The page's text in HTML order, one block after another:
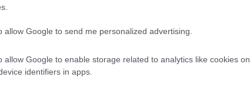
allow Google to send me personalized advertising.
allow Google to enable storage related to analytics like cookies on
identifiers in apps.
infatti, al contatto con l’acqua
un involucro solido capace di contenerne
“Sono lieto di lanciare insieme a
navale nucleare civile con questo
e Rina sono due leader mondiali nel